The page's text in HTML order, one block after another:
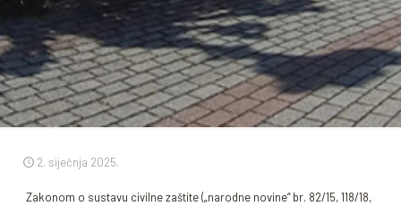
2. siječnja 2025.
Zakonom o sustavu civilne zaštite („narodne novine“ br. 82/15, 118/18,